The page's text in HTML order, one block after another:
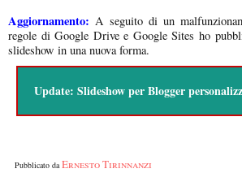
Aggiornamento: A seguito di un
regole di Google Drive e Google Sites ho
slideshow in una nuova forma.
Update: Slideshow per Blogger
Pubblicato daErnesto Tirinnanzi